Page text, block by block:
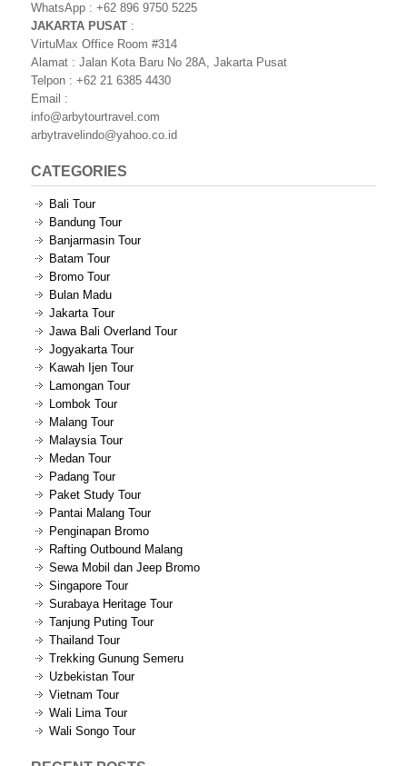
WhatsApp : +62 896 9750 5225
JAKARTA PUSAT :
VirtuMax Office Room #314
Alamat : Jalan Kota Baru No 28A, Jakarta Pusat
Telpon : +62 21 6385 4430
Email :
info@arbytourtravel.com
arbytravelindo@yahoo.co.id
CATEGORIES
Bali Tour
Bandung Tour
Banjarmasin Tour
Batam Tour
Bromo Tour
Bulan Madu
Jakarta Tour
Jawa Bali Overland Tour
Jogyakarta Tour
Kawah Ijen Tour
Lamongan Tour
Lombok Tour
Malang Tour
Malaysia Tour
Medan Tour
Padang Tour
Paket Study Tour
Pantai Malang Tour
Penginapan Bromo
Rafting Outbound Malang
Sewa Mobil dan Jeep Bromo
Singapore Tour
Surabaya Heritage Tour
Tanjung Puting Tour
Thailand Tour
Trekking Gunung Semeru
Uzbekistan Tour
Vietnam Tour
Wali Lima Tour
Wali Songo Tour